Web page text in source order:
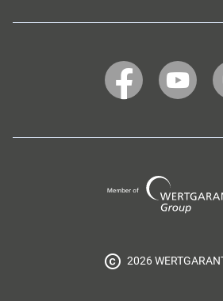
WERTGARANTIE
auf
auf
Group
2026